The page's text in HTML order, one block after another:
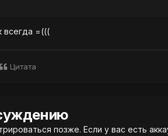
всегда =(((
Цитата
позже. Если у вас есть